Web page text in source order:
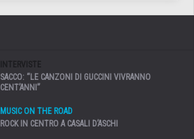
INTERVISTE
SACCO: “LE CANZONI DI GUCCINI VIVRANNO
CENT’ANNI”
MUSIC ON THE ROAD
ROCK IN CENTRO A CASALI D’ASCHI